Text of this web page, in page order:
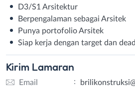
D3/S1 Arsitektur
Berpengalaman sebagai Arsitek
Punya portofolio Arsitek
Siap kerja dengan target dan
Kirim Lamaran
Email :